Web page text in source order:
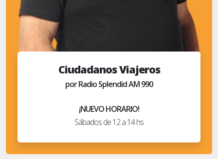
Ciudadanos Viajeros
por Radio Splendid AM 990
¡NUEVO HORARIO!
Sábados de 12 a 14 hs